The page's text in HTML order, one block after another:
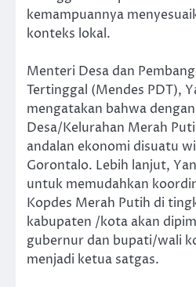
kemampuannya
konteks lokal.
Menteri Desa dan
Tertinggal (Mendes PDT),
mengatakan bahwa
Desa/Kelurahan Merah
andalan ekonomi disuatu
Gorontalo. Lebih lanjut,
untuk memudahkan
Kopdes Merah Putih di
kabupaten /kota akan
gubernur dan bupati/wali
menjadi ketua satgas.